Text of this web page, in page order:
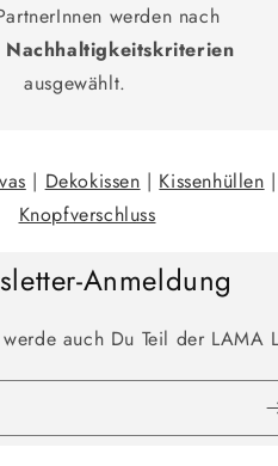
werden nach
Nachhaltigkeitskriterien
ausgewählt.
| Dekokissen | Kissenhüllen |
Knopfverschluss
Anmeldung
auch Du Teil der LAMA